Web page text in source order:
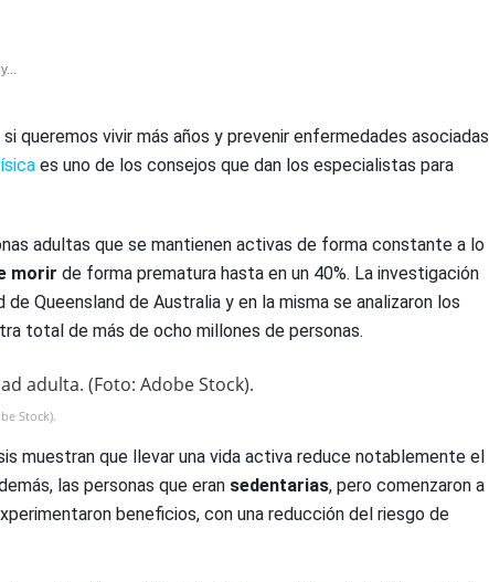
queremos vivir más años y prevenir enfermedades asociadas
es uno de los consejos que dan los especialistas para
adultas que se mantienen activas de forma constante a lo
morir de forma prematura hasta en un 40%. La investigación
Queensland de Australia y en la misma se analizaron los
total de más de ocho millones de personas.
Stock).
muestran que llevar una vida activa reduce notablemente el
las personas que eran sedentarias, pero comenzaron a
beneficios, con una reducción del riesgo de